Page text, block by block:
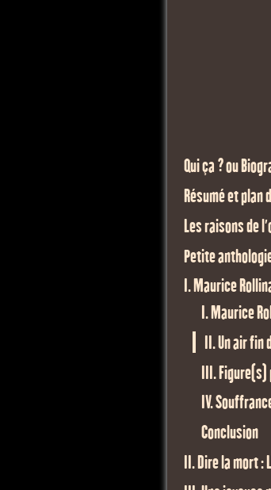
Qui ça ? ou
Résumé et plan
Les raisons de
Petite
I. Maurice
I. Maurice
II. Un air fin
III.
IV.
Conclusion
II. Dire la mort :